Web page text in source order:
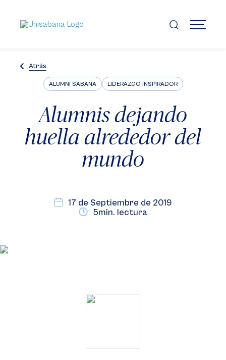
contenido
principal
MENÚ
Atrás
ALUMNI SABANA LIDERAZGO INSPIRADOR
Alumnis dejando
huella alrededor del
mundo
17 de Septiembre de 2019
5min. lectura